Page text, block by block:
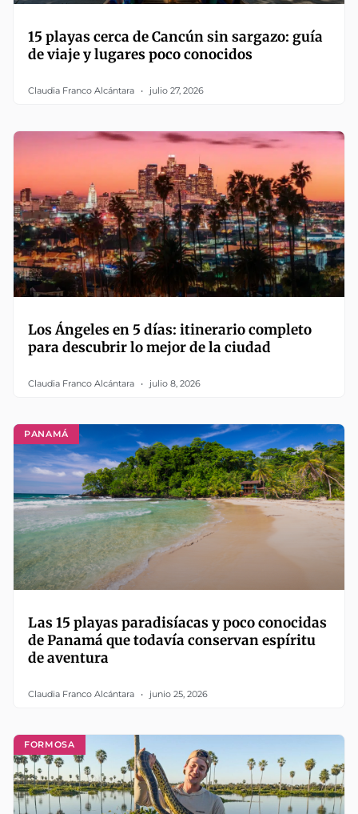
15 playas cerca de Cancún sin sargazo: guía
de viaje y lugares poco conocidos
Claudia Franco Alcántara julio 27, 2026
Los Ángeles en 5 días: itinerario completo
para descubrir lo mejor de la ciudad
Claudia Franco Alcántara julio 8, 2026
PANAMÁ
Las 15 playas paradisíacas y poco conocidas
de Panamá que todavía conservan espíritu
de aventura
Claudia Franco Alcántara junio 25, 2026
FORMOSA